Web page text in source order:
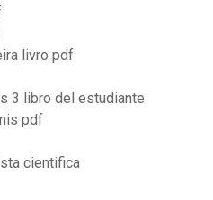
livro pdf
3 libro del estudiante
pdf
cientifica